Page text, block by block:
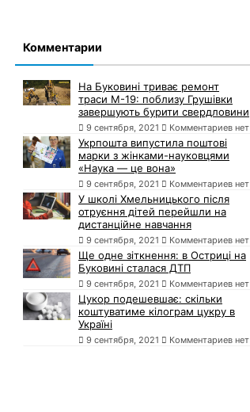
Комментарии
На Буковині триває ремонт
траси М-19: поблизу Грушівки
завершують бурити свердловини
9 сентября, 2021 Комментариев нет
Укрпошта випустила поштові
марки з жінками-науковцями
«Наука — це вона»
9 сентября, 2021 Комментариев нет
У школі Хмельницького після
отруєння дітей перейшли на
дистанційне навчання
9 сентября, 2021 Комментариев нет
Ще одне зіткнення: в Остриці на
Буковині сталася ДТП
9 сентября, 2021 Комментариев нет
Цукор подешевшає: скільки
коштуватиме кілограм цукру в
Україні
9 сентября, 2021 Комментариев нет